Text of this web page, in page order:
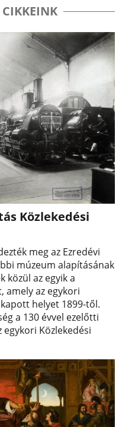
Közlekedési
meg az Ezredévi
múzeum alapításának
közül az egyik a
amely az egykori
helyet 1899-től.
a 130 évvel ezelőtti
Közlekedési